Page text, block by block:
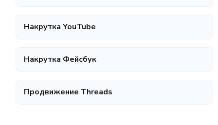
Накрутка YouTube
Накрутка Фейсбук
Продвижение Threads